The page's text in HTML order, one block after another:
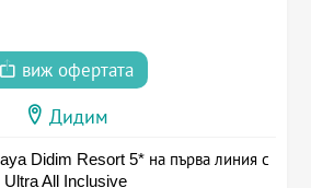
виж офертата
Дидим
Didim Resort 5* на първа линия с
Ultra All Inclusive